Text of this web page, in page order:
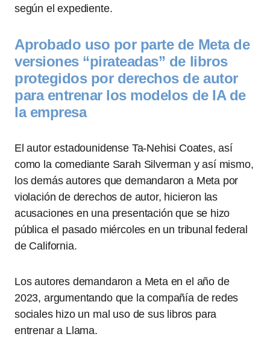
según el expediente.
Aprobado uso por parte de Meta de
versiones “pirateadas” de libros
protegidos por derechos de autor
para entrenar los modelos de IA de
la empresa
El autor estadounidense Ta-Nehisi Coates, así
como la comediante Sarah Silverman y así mismo,
los demás autores que demandaron a Meta por
violación de derechos de autor, hicieron las
acusaciones en una presentación que se hizo
pública el pasado miércoles en un tribunal federal
de California.
Los autores demandaron a Meta en el año de
2023, argumentando que la compañía de redes
sociales hizo un mal uso de sus libros para
entrenar a Llama.